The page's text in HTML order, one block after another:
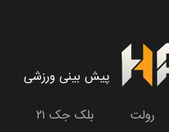
پیش بینی ورزشی
رولت بلک جک ۲۱